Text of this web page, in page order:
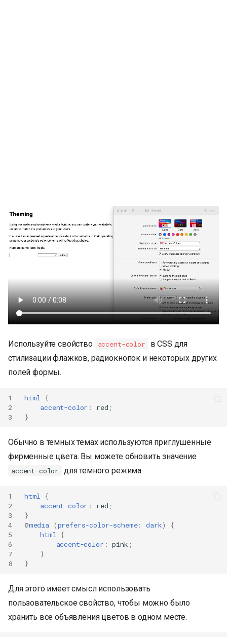
Используйте свойство accent-color
в CSS для
стилизации флажков, радиокнопок и некоторых других
полей формы.
1
2
3
html
{
accent-color : red ;
}
Обычно в темных темах используются приглушенные
фирменные цвета. Вы можете обновить значение
accent-color для темного режима.
1
2
3
4
5
6
7
8
html
{
accent-color : red ;
}
@media (prefers-color-scheme: dark)
{
html {
accent-color : pink ;
}
}
Для этого имеет смысл использовать
пользовательское свойство, чтобы можно было
хранить все объявления цветов в одном месте.